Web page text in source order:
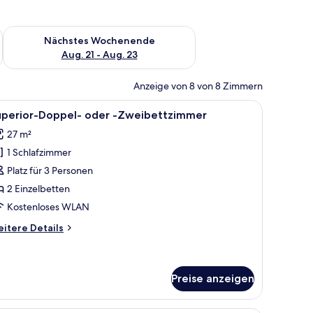
Aug. 14 - Aug. 16.
Nächstes Wochenende
Aug. 21 - Aug. 23
Überprüfe die Verfügbarkeit für nächstes Wochenende, Aug.
Anzeige von 8 von 8 Zimmern
einem Nachttisch, einem Sessel, einem kleinen Tisch mit Pflanze und
Ein Hotelzimmer mit Bett, Schreibtisch,
9 Doppel- oder -Zweibettzimmer
27 m²
1 Schlafzimmer
Platz für 3 Personen
2 Einzelbetten
Kostenloses WLAN
Details
Preise anzeigen